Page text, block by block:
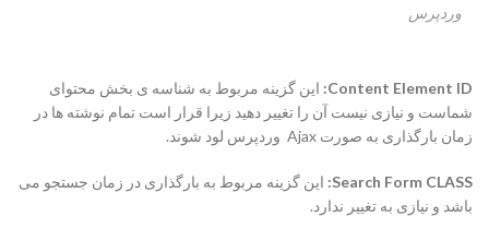
وردپرس
Content Element ID: این گزینه مربوط به شناسه ی بخش محتوای
شماست و نیازی نیست آن را تغییر دهید زیرا قرار است تمام نوشته ها در
زمان بارگذاری به صورت Ajax وردپرس لود شوند.
Search Form CLASS: این گزینه مربوط به بارگذاری در زمان جستجو می
باشد و نیازی به تغییر ندارد.